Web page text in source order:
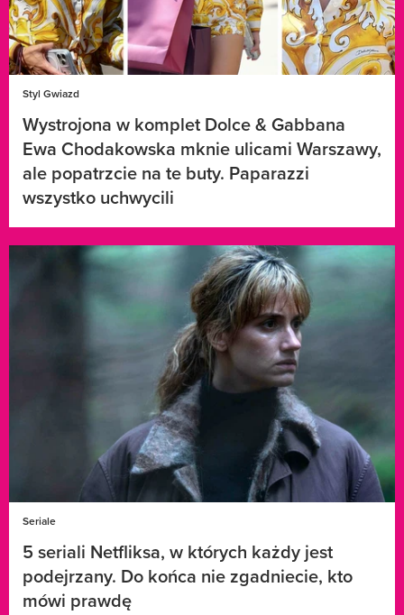
Styl Gwiazd
Wystrojona w komplet Dolce & Gabbana
Ewa Chodakowska mknie ulicami Warszawy,
ale popatrzcie na te buty. Paparazzi
wszystko uchwycili
Seriale
5 seriali Netfliksa, w których każdy jest
podejrzany. Do końca nie zgadniecie, kto
mówi prawdę